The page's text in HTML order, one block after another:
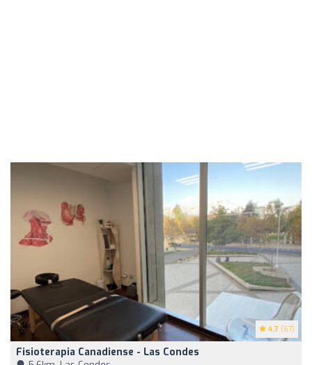
4.7 (67)
Fisioterapia Canadiense - Las Condes